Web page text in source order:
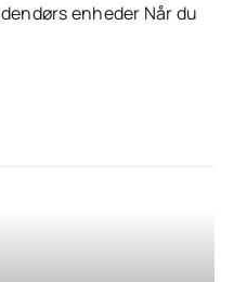
enheder Når du